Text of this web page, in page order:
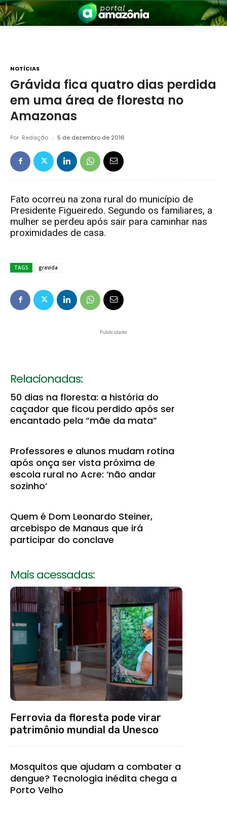
Amazônia
NOTÍCIAS
Grávida fica quatro dias perdida
em uma área de floresta no
Amazonas
Por Redação 5 de dezembro de 2016
Fato ocorreu na zona rural do município de
Presidente Figueiredo. Segundo os familiares, a
mulher se perdeu após sair para caminhar nas
proximidades de casa.
TAGS gravida
Publicidade
Relacionadas:
50 dias na floresta: a história do
caçador que ficou perdido após ser
encantado pela “mãe da mata”
Professores e alunos mudam rotina
após onça ser vista próxima de
escola rural no Acre: ‘não andar
sozinho’
Quem é Dom Leonardo Steiner,
arcebispo de Manaus que irá
participar do conclave
Mais acessadas:
Ferrovia da floresta pode virar
patrimônio mundial da Unesco
Mosquitos que ajudam a combater a
dengue? Tecnologia inédita chega a
Porto Velho